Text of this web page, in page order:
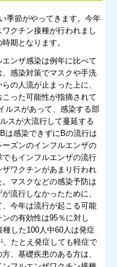
季節がやってきます。今年
クチン接種が行われまし
期となります。
ンザ感染は例年に比べて
感染対策でマスクや手洗
の人流が止まった上に、
った可能性が指摘されて
ルスがあって、感染する部
スが大流行して蔓延する
は感染できずにBの流行は
ズンのインフルエンザの
もインフルエンザの流行
ワクチンがあまり行われ
マスクなどの感染予防は
流行しなかったために、
今年は流行が起こる可能
の有効性は95％に対し
した100人中60人は発症
、たとえ発症しても軽症で
、基礎疾患のある方は、